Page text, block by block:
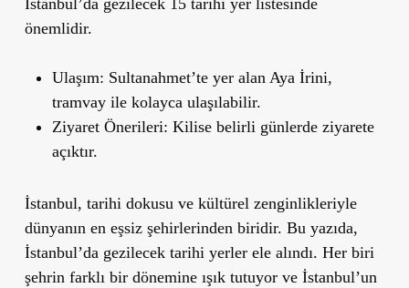
İstanbul’da gezilecek 15 tarihi yer listesinde
önemlidir.
Ulaşım: Sultanahmet’te yer alan Aya İrini,
tramvay ile kolayca ulaşılabilir.
Ziyaret Önerileri: Kilise belirli günlerde ziyarete
açıktır.
İstanbul, tarihi dokusu ve kültürel zenginlikleriyle
dünyanın en eşsiz şehirlerinden biridir. Bu yazıda,
İstanbul’da gezilecek tarihi yerler ele alındı. Her biri
şehrin farklı bir dönemine ışık tutuyor ve İstanbul’un